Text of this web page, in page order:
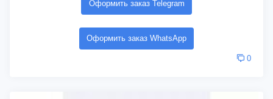
Оформить заказ Telegram
Оформить заказ WhatsApp
0